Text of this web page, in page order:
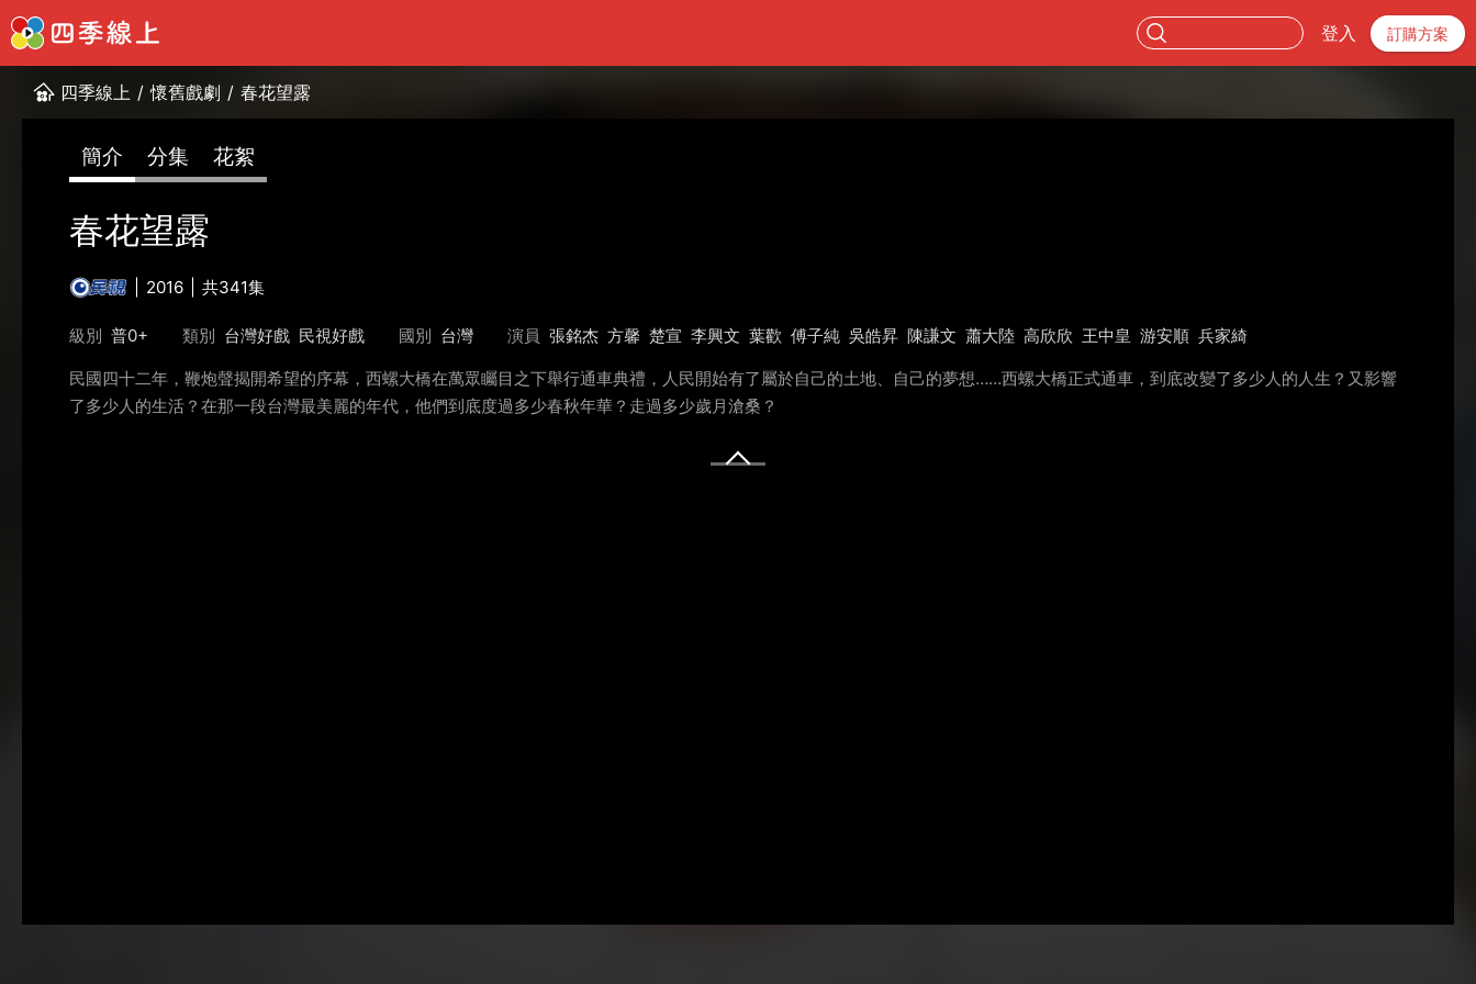
登入 訂購方案
四季線上 / 懷舊戲劇 / 春花望露
簡介 分集 花絮
春花望露
2016 共341集
級別 普0+ 類別 台灣好戲 民視好戲 國別 台灣 演員 張銘杰 方馨 楚宣 李興文 葉歡 傅子純 吳皓昇 陳謙文 蕭大陸 高欣欣 王中皇 游安順 兵家綺
民國四十二年，鞭炮聲揭開希望的序幕，西螺大橋在萬眾矚目之下舉行通車典禮，人民開始有了屬於自己的土地、自己的夢想……西螺大橋正式通車，到底改變了多少人的人生？又影響
了多少人的生活？在那一段台灣最美麗的年代，他們到底度過多少春秋年華？走過多少歲月滄桑？